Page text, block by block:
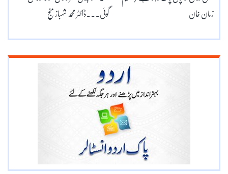
گوئی۔۔۔ڈاکٹر محمد شہباز منج زمان خان